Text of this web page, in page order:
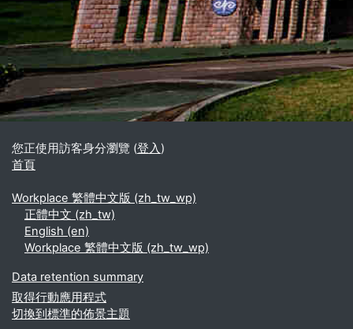
您正使用訪客身分瀏覽 (登入)
首頁
Workplace 繁體中文版 ‎(zh_tw_wp)‎
正體中文 ‎(zh_tw)‎
English ‎(en)‎
Workplace 繁體中文版 ‎(zh_tw_wp)‎
Data retention summary
取得行動應用程式
切換到標準的佈景主題